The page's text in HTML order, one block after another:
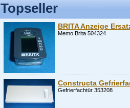
Topseller
BRITA Anzeige
Memo Brita 504324
Constructa
Gefrierfachtür 353208